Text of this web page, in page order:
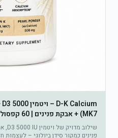
MK7) + אבקת פנינים | 60 קפסולות
פנינים כמקור סידן ביולוגי –